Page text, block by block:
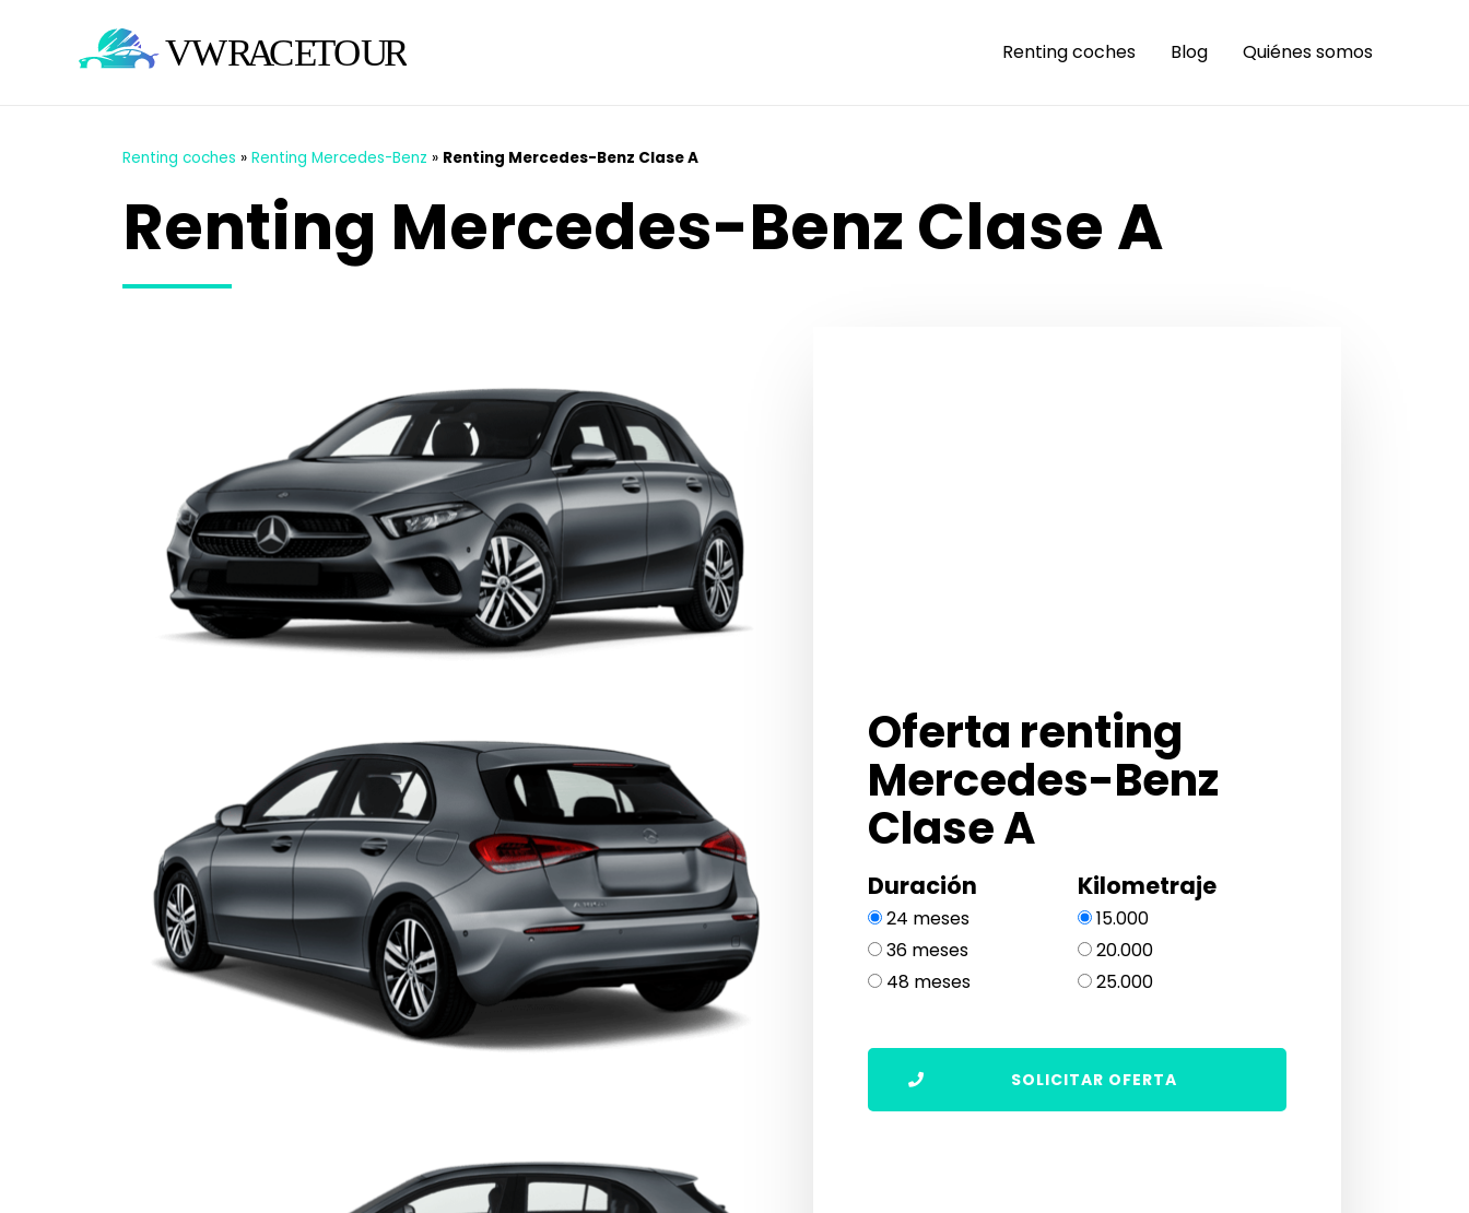
Renting coches Blog Quiénes somos
Renting coches » Renting Mercedes-Benz » Renting Mercedes-Benz Clase A
Renting Mercedes-Benz Clase A
Oferta renting
Mercedes-Benz
Clase A
Duración
24 meses
36 meses
48 meses
Kilometraje
15.000
20.000
25.000
SOLICITAR OFERTA